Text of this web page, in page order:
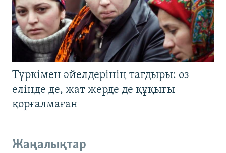
Түркімен әйелдерінің тағдыры: өз
елінде де, жат жерде де құқығы
қорғалмаған
Жаңалықтар